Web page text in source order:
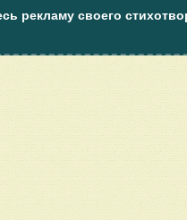
рекламу своего